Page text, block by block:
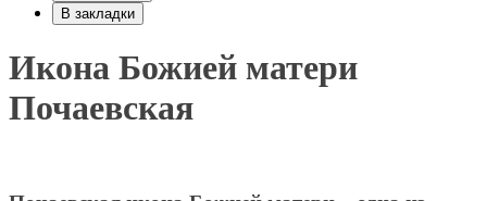
В закладки
Икона Божией матери
Почаевская